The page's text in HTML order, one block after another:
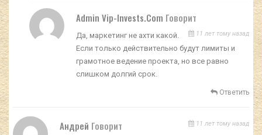
Admin Vip-Invests.com Говорит
11 лет тому назад
Да, маркетинг не ахти какой.
Если только действительно будут лимиты и
грамотное ведение проекта, но все равно
слишком долгий срок.
Ответить
Андрей Говорит 11 лет тому назад